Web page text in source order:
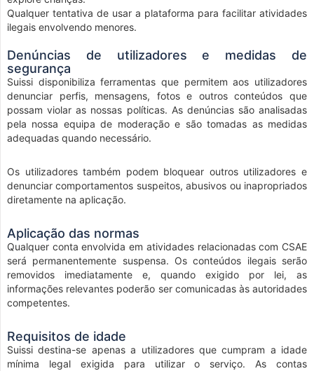
Qualquer tentativa de usar a plataforma para facilitar atividades
ilegais envolvendo menores.
Denúncias de utilizadores e medidas de
segurança
Suissi disponibiliza ferramentas que permitem aos utilizadores
denunciar perfis, mensagens, fotos e outros conteúdos que
possam violar as nossas políticas. As denúncias são analisadas
pela nossa equipa de moderação e são tomadas as medidas
adequadas quando necessário.
Os utilizadores também podem bloquear outros utilizadores e
denunciar comportamentos suspeitos, abusivos ou inapropriados
diretamente na aplicação.
Aplicação das normas
Qualquer conta envolvida em atividades relacionadas com CSAE
será permanentemente suspensa. Os conteúdos ilegais serão
removidos imediatamente e, quando exigido por lei, as
informações relevantes poderão ser comunicadas às autoridades
competentes.
Requisitos de idade
Suissi destina-se apenas a utilizadores que cumpram a idade
mínima legal exigida para utilizar o serviço. As contas